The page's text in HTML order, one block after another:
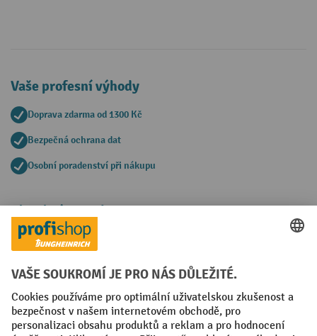
Vaše profesní výhody
Doprava zdarma od 1300 Kč
Bezpečná ochrana dat
Osobní poradenství při nákupu
Platební metody
Faktura
Sociální sítě
Facebook
YouTube
LinkedIn